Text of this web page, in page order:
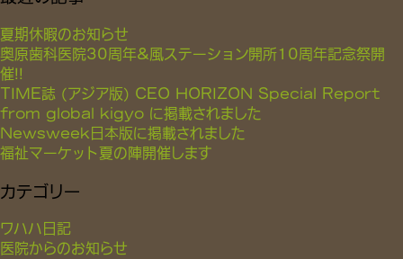
夏期休暇のお知らせ
奥原歯科医院30周年&風ステーション開所10周年記念祭開
催!!
TIME誌 (アジア版) CEO HORIZON Special Report
from global kigyo に掲載されました
Newsweek日本版に掲載されました
福祉マーケット夏の陣開催します
カテゴリー
ワハハ日記
医院からのお知らせ